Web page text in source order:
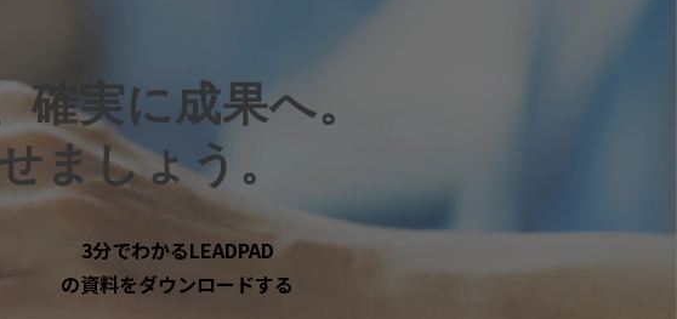
実に成果へ。
ましょう。
3分でわかるLEADPAD
の資料をダウンロードする